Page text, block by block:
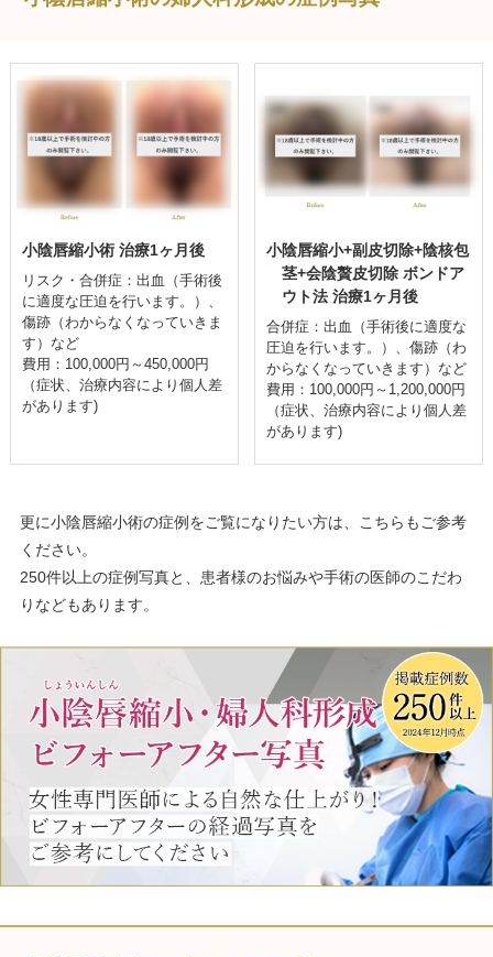
小陰唇縮小術 治療1ヶ月後
リスク・合併症：出血（手術後
に適度な圧迫を行います。）、
傷跡（わからなくなっていきま
す）など
費用：100,000円～450,000円
（症状、治療内容により個人差
があります)
小陰唇縮小+副皮切除+陰核包
茎+会陰贅皮切除 ボンドア
ウト法 治療1ヶ月後
合併症：出血（手術後に適度な
圧迫を行います。）、傷跡（わ
からなくなっていきます）など
費用：100,000円～1,200,000円
（症状、治療内容により個人差
があります)
更に小陰唇縮小術の症例をご覧になりたい方は、こちらもご参考
ください。
250件以上の症例写真と、患者様のお悩みや手術の医師のこだわ
りなどもあります。